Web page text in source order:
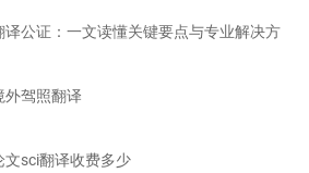
译公证：一文读懂关键要点与专业解决方
外驾照翻译
文sci翻译收费多少